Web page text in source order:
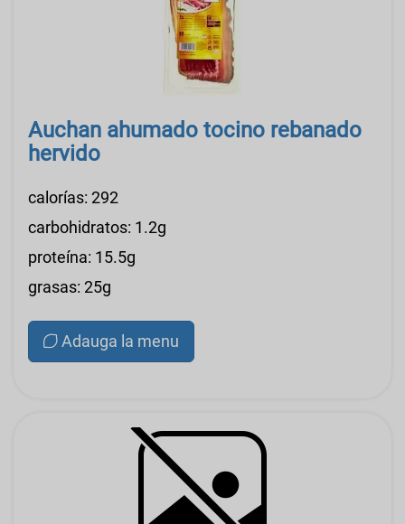
Auchan ahumado tocino rebanado
hervido
calorías: 292
carbohidratos: 1.2g
proteína: 15.5g
grasas: 25g
Adauga la menu